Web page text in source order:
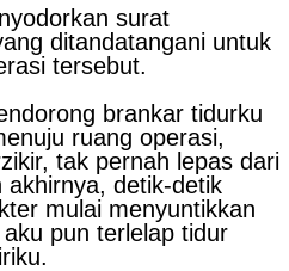
surat
ditandatangani untuk
tersebut.
brankar tidurku
ruang operasi,
tak pernah lepas dari
akhirnya, detik-detik
mulai menyuntikkan
pun terlelap tidur